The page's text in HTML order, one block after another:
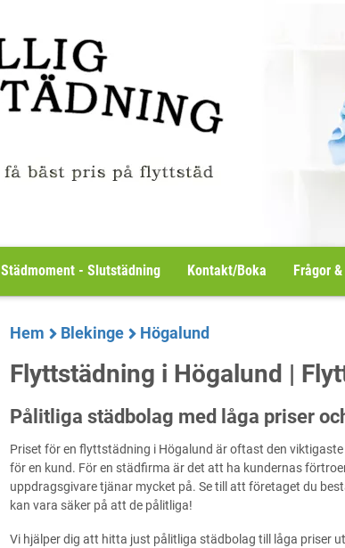
Städmoment - Slutstädning Kontakt/Boka Frågor
Hem Blekinge Högalund
Flyttstädning i Högalund |
Pålitliga städbolag med låga priser
Priset för en flyttstädning i Högalund är oftast den
för en kund. För en städfirma är det att ha kundernas
uppdragsgivare tjänar mycket på. Se till att företaget du
kan vara säker på att de pålitliga!
Vi hjälper dig att hitta just pålitliga städbolag till låga priser